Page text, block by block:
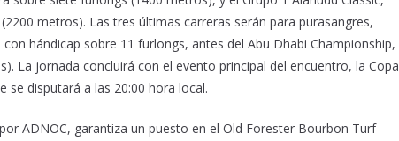
metros). Las tres últimas carreras serán para purasangres,
hándicap sobre 11 furlongs, antes del Abu Dhabi Championship,
La jornada concluirá con el evento principal del encuentro, la Copa
se disputará a las 20:00 hora local.
ADNOC, garantiza un puesto en el Old Forester Bourbon Turf